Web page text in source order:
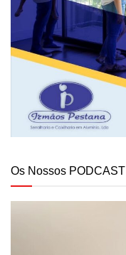
Os Nossos PODCAST